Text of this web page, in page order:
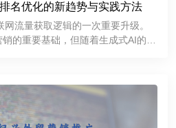
名优化的新趋势与实践方法
流量获取逻辑的一次重要升级。
的重要基础，但随着生成式AI的普